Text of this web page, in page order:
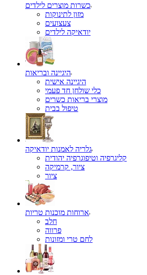
כשרות מוצרים לילדים
מזון לתינוקות
צעצועים
יודאיקה לילדים
היגיינה ובריאות
היגיינה אישית
כלי שולחן חד פעמי
מוצרי בריאות כשרים
טיפול בבית
גלריה לאמנות יודאיקה
קליגרפיה וטיפוגרפיה יהודית
ציור, קרמיקה
ציור
ארוחות מוכנות טריות
חלב
פרווה
לחם טרי ומזונות